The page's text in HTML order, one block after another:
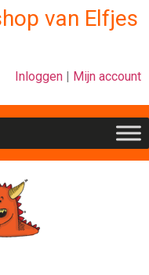
van Elfjes
Inloggen | Mijn account